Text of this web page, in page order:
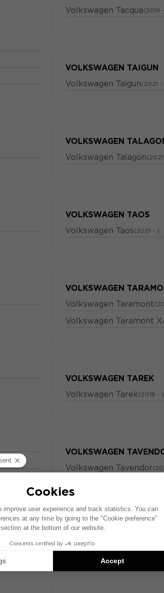
Volkswagen Tacqua(2019
VOLKSWAGEN TAIGUN
Volkswagen Taigun(2021 -
VOLKSWAGEN
Volkswagen Talagon
VOLKSWAGEN TAOS
Volkswagen Taos(2021 - )
VOLKSWAGEN
Volkswagen Taramont
Volkswagen Taramont X
VOLKSWAGEN TAREK
Volkswagen Tarek(2018 - )
VOLKSWAGEN
Volkswagen Tavendor
VOLKSWAGEN TAYRON
Volkswagen Tayron